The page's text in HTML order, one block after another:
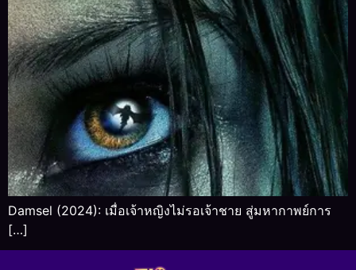
Damsel (2024): เมื่อเจ้าหญิงไม่รอเจ้าชาย สู่มหากาพย์การ
[…]